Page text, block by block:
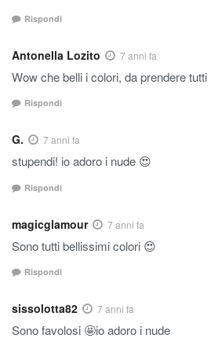
Rispondi
Antonella Lozito 7 anni fa
Wow che belli i colori, da prendere
Rispondi
G. 7 anni fa
stupendi! io adoro i nude 😍
Rispondi
magicglamour 7 anni fa
Sono tutti bellissimi colori 😍
Rispondi
sissolotta82 7 anni fa
Sono favolosi 🤩io adoro i nude